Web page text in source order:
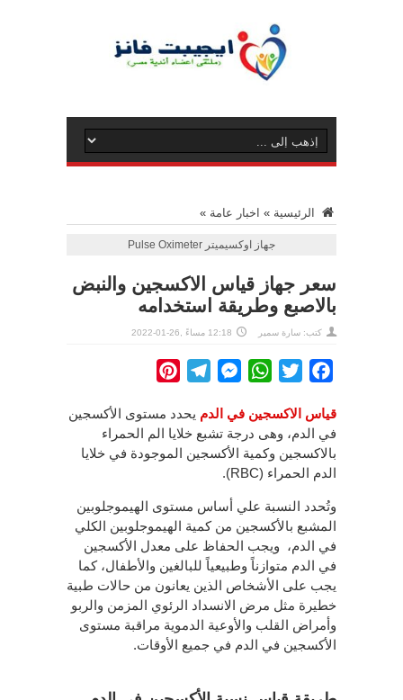
الرئيسية » اخبار عامة »
جهاز اوكسيميتر Pulse Oximeter
سعر جهاز قياس الاكسجين والنبض
بالاصبع وطريقة استخدامه
كتب: سارة سمير 12:18 مساءً ,26-01-2022
Facebook
Twitter
WhatsApp
Messenger
Telegram
قياس الاكسجين في الدم يحدد مستوى الأكسجين
في الدم، وهى درجة تشبع خلايا الم الحمراء
بالاكسجين وكمية الأكسجين الموجودة في خلايا
الدم الحمراء (RBC).
وتُحدد النسبة علي أساس مستوى الهيموجلوبين
المشبع بالأكسجين من كمية الهيموجلوبين الكلي
في الدم، ويجب الحفاظ على معدل الأكسجين
في الدم متوازناً وطبيعياً للبالغين والأطفال، كما
يجب على الأشخاص الذين يعانون من حالات طبية
خطيرة مثل مرض الانسداد الرئوي المزمن والربو
وأمراض القلب والأوعية الدموية مراقبة مستوى
الأكسجين في الدم في جميع الأوقات.